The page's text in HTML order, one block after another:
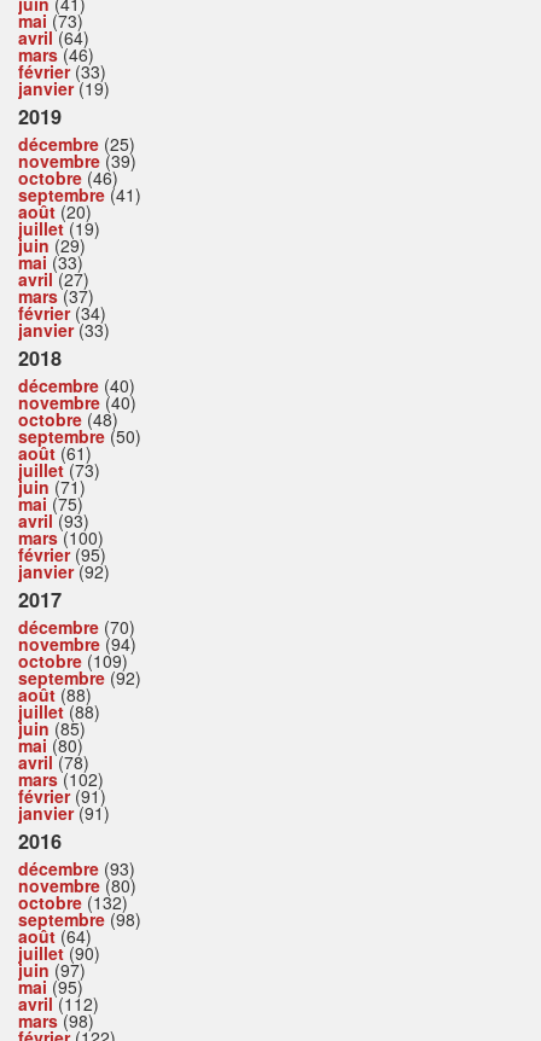
mai (73)
avril(64)
mars(46)
février(33)
janvier(19)
2019
décembre (25)
novembre (39)
octobre (46)
septembre (41)
août (20)
juillet(19)
juin (29)
mai (33)
avril(27)
mars(37)
février(34)
janvier(33)
2018
décembre (40)
novembre (40)
octobre (48)
septembre (50)
août (61)
juillet(73)
juin (71)
mai (75)
avril(93)
mars(100)
février(95)
janvier(92)
2017
décembre (70)
novembre (94)
octobre (109)
septembre (92)
août (88)
juillet(88)
juin (85)
mai (80)
avril(78)
mars(102)
février(91)
janvier(91)
2016
décembre (93)
novembre (80)
octobre (132)
septembre (98)
août (64)
juillet(90)
juin (97)
mai (95)
avril(112)
mars(98)